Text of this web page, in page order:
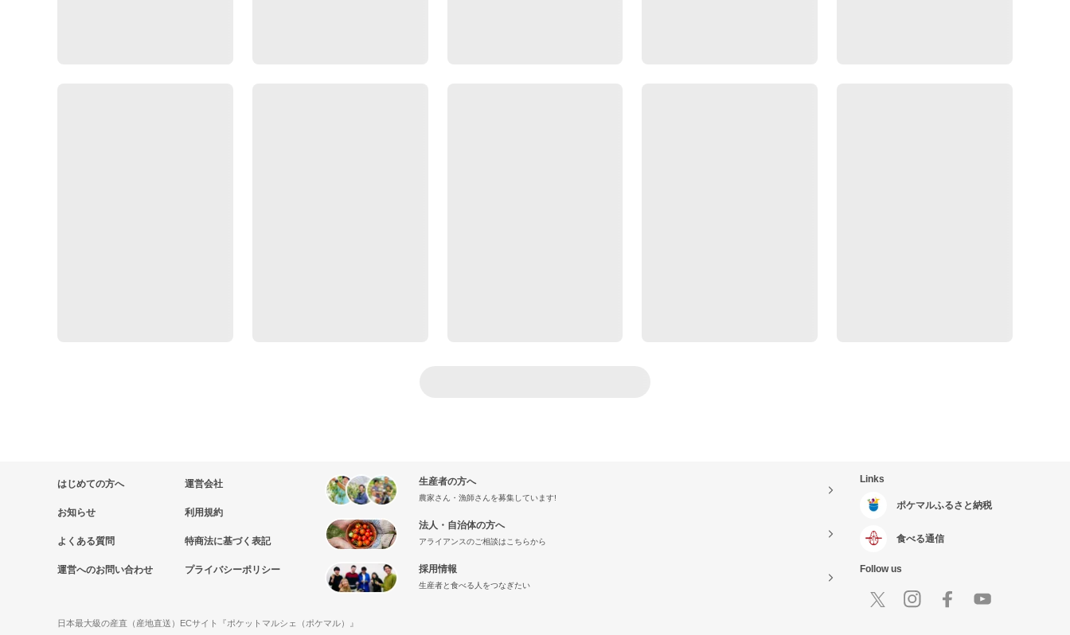
はじめての方へ
お知らせ
よくある質問
運営へのお問い合わせ
運営会社
利用規約
特商法に基づく表記
プライバシーポリシー
生産者の方へ
農家さん・漁師さんを募集しています!
法人・自治体の方へ
アライアンスのご相談はこちらから
採用情報
生産者と食べる人をつなぎたい
Links
ポケマルふるさと納税
食べる通信
Follow us
日本最大級の産直（産地直送）ECサイト『ポケットマルシェ（ポケマル）』